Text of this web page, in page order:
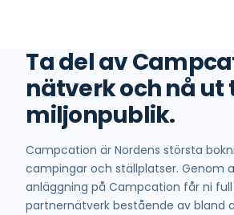
Ta del av
nätverk och nå ut
miljonpublik.
Campcation är Nordens största
campingar och ställplatser. Genom
anläggning på Campcation får ni
partnernätverk bestående av bland